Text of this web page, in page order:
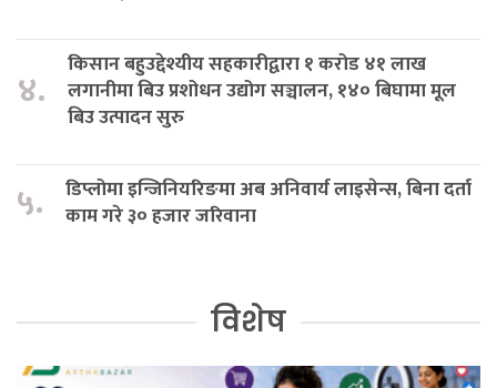
४.
किसान बहुउद्देश्यीय सहकारीद्वारा १ करोड ४१ लाख
लगानीमा बिउ प्रशोधन उद्योग सञ्चालन, १४० बिघामा मूल
बिउ उत्पादन सुरु
५.
डिप्लोमा इन्जिनियरिङमा अब अनिवार्य लाइसेन्स, बिना दर्ता
काम गरे ३० हजार जरिवाना
विशेष